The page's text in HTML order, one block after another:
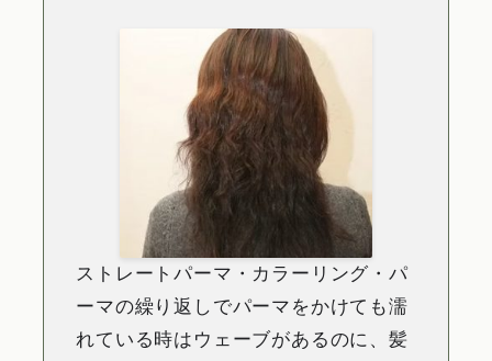
ストレートパーマ・カラーリング・パ
ーマの繰り返しでパーマをかけても濡
れている時はウェーブがあるのに、髪